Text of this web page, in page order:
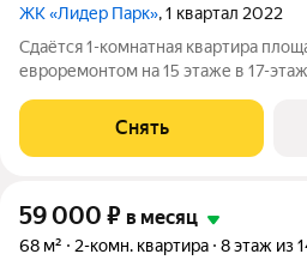
ЖК «Лидер Парк», 1 квартал 2022
Сдаётся 1-комнатная квартира
евроремонтом на 15 этаже в 17-
Стиральная машина Холодильник Кондиционер Дом -
монолитный, окна выходят на улицу.
Снять
59 000 ₽ в месяц
68 м² 2-комн. квартира 8 этаж из